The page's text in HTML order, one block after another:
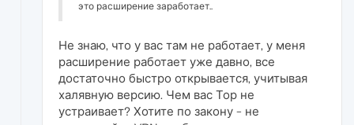
это расширение заработает..
Не знаю, что у вас там не работает, у меня
расширение работает уже давно, все
достаточно быстро открывается, учитывая
халявную версию. Чем вас Тор не
устраивает? Хотите по закону - не